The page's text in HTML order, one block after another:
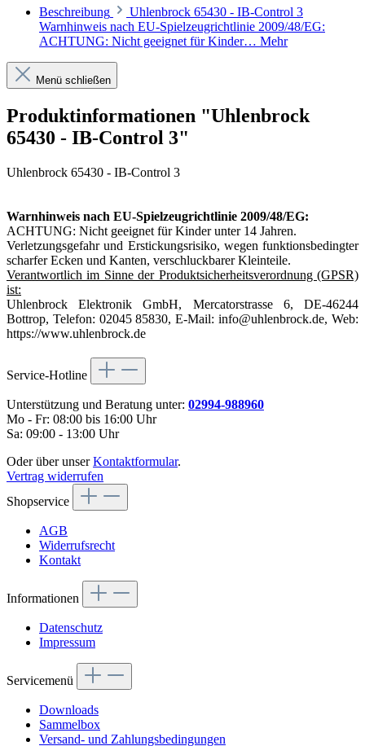
Beschreibung
Uhlenbrock 65430 - IB-Control 3
Warnhinweis nach EU-Spielzeugrichtlinie 2009/48/EG:
ACHTUNG: Nicht geeignet für Kinder… Mehr
Menü schließen
Produktinformationen "Uhlenbrock
65430 - IB-Control 3"
Uhlenbrock 65430 - IB-Control 3
Warnhinweis nach EU-Spielzeugrichtlinie 2009/48/EG:
ACHTUNG: Nicht geeignet für Kinder unter 14 Jahren.
Verletzungsgefahr und Erstickungsrisiko, wegen funktionsbedingter
scharfer Ecken und Kanten, verschluckbarer Kleinteile.
Verantwortlich im Sinne der Produktsicherheitsverordnung (GPSR)
ist:
Uhlenbrock Elektronik GmbH, Mercatorstrasse 6, DE-46244
Bottrop, Telefon: 02045 85830, E-Mail: info@uhlenbrock.de, Web:
https://www.uhlenbrock.de
Service-Hotline
Unterstützung und Beratung unter: 02994-988960
Mo - Fr: 08:00 bis 16:00 Uhr
Sa: 09:00 - 13:00 Uhr
Oder über unserKontaktformular.
Vertrag widerrufen
Shopservice
AGB
Widerrufsrecht
Kontakt
Informationen
Datenschutz
Impressum
Servicemenü
Downloads
Sammelbox
Versand- und Zahlungsbedingungen